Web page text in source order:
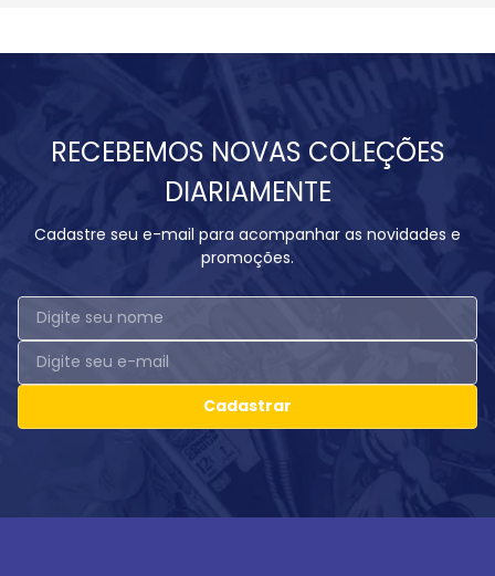
RECEBEMOS NOVAS COLEÇÕES
DIARIAMENTE
Cadastre seu e-mail para acompanhar as novidades e
promoções.
Cadastrar